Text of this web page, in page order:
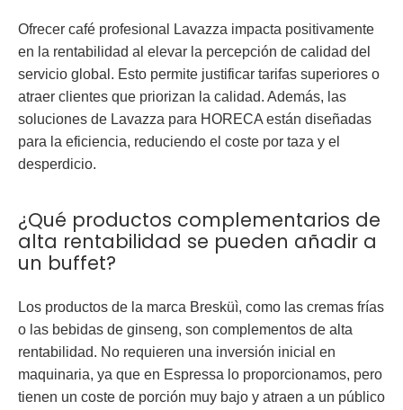
Ofrecer café profesional Lavazza impacta positivamente
en la rentabilidad al elevar la percepción de calidad del
servicio global. Esto permite justificar tarifas superiores o
atraer clientes que priorizan la calidad. Además, las
soluciones de Lavazza para HORECA están diseñadas
para la eficiencia, reduciendo el coste por taza y el
desperdicio.
¿Qué productos complementarios de
alta rentabilidad se pueden añadir a
un buffet?
Los productos de la marca Bresküì, como las cremas frías
o las bebidas de ginseng, son complementos de alta
rentabilidad. No requieren una inversión inicial en
maquinaria, ya que en Espressa lo proporcionamos, pero
tienen un coste de porción muy bajo y atraen a un público